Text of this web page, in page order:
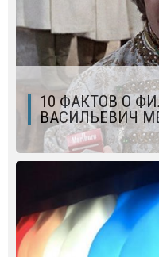
10 ФАКТОВ О
ВАСИЛЬЕВИЧ